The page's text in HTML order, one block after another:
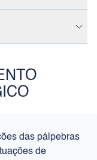
das pálpebras
de